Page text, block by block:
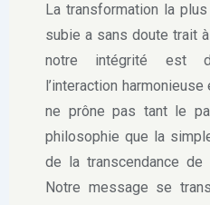
La transformation la
subie a sans doute trait
notre intégrité est
l’interaction
ne prône pas tant le
philosophie que la
de la transcendance de
Notre message se